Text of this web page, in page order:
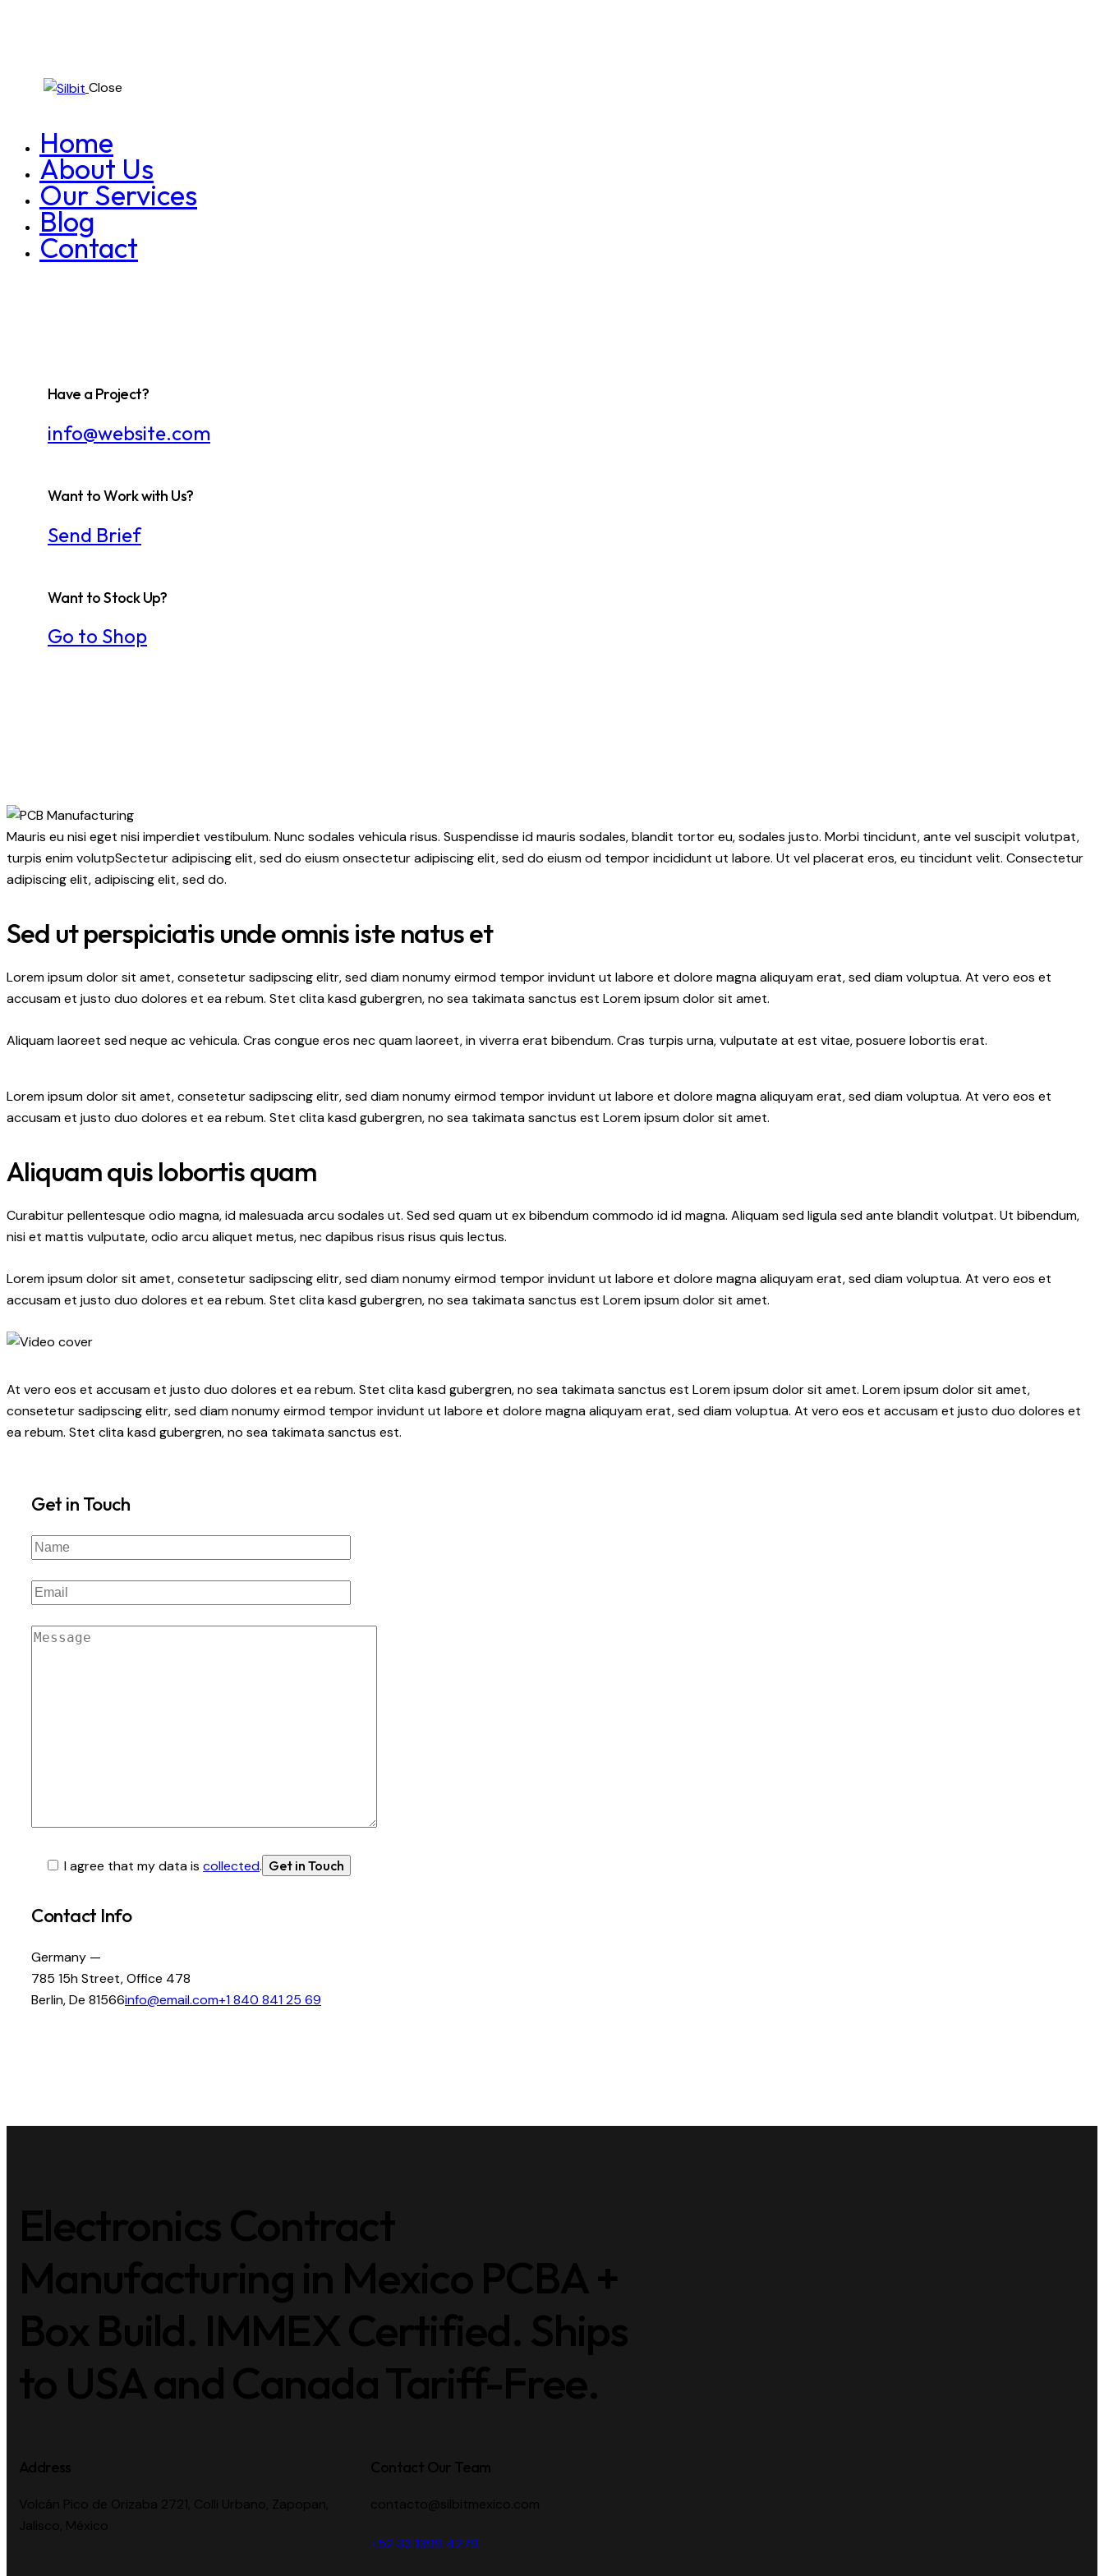
Close
Home
About Us
Our Services
Blog
Contact
Have a Project?
info@website.com
Want to Work with Us?
Send Brief
Want to Stock Up?
Go to Shop
Mauris eu nisi eget nisi imperdiet vestibulum. Nunc sodales vehicula risus. Suspendisse id mauris sodales, blandit tortor eu, sodales justo. Morbi tincidunt, ante vel suscipit volutpat,
turpis enim volutpSectetur adipiscing elit, sed do eiusm onsectetur adipiscing elit, sed do eiusm od tempor incididunt ut labore. Ut vel placerat eros, eu tincidunt velit. Consectetur
adipiscing elit, adipiscing elit, sed do.
Sed ut perspiciatis unde omnis iste natus et
Lorem ipsum dolor sit amet, consetetur sadipscing elitr, sed diam nonumy eirmod tempor invidunt ut labore et dolore magna aliquyam erat, sed diam voluptua. At vero eos et
accusam et justo duo dolores et ea rebum. Stet clita kasd gubergren, no sea takimata sanctus est Lorem ipsum dolor sit amet.
Aliquam laoreet sed neque ac vehicula. Cras congue eros nec quam laoreet, in viverra erat bibendum. Cras turpis urna, vulputate at est vitae, posuere lobortis erat.
Lorem ipsum dolor sit amet, consetetur sadipscing elitr, sed diam nonumy eirmod tempor invidunt ut labore et dolore magna aliquyam erat, sed diam voluptua. At vero eos et
accusam et justo duo dolores et ea rebum. Stet clita kasd gubergren, no sea takimata sanctus est Lorem ipsum dolor sit amet.
Aliquam quis lobortis quam
Curabitur pellentesque odio magna, id malesuada arcu sodales ut. Sed sed quam ut ex bibendum commodo id id magna. Aliquam sed ligula sed ante blandit volutpat. Ut bibendum,
nisi et mattis vulputate, odio arcu aliquet metus, nec dapibus risus risus quis lectus.
Lorem ipsum dolor sit amet, consetetur sadipscing elitr, sed diam nonumy eirmod tempor invidunt ut labore et dolore magna aliquyam erat, sed diam voluptua. At vero eos et
accusam et justo duo dolores et ea rebum. Stet clita kasd gubergren, no sea takimata sanctus est Lorem ipsum dolor sit amet.
At vero eos et accusam et justo duo dolores et ea rebum. Stet clita kasd gubergren, no sea takimata sanctus est Lorem ipsum dolor sit amet. Lorem ipsum dolor sit amet,
consetetur sadipscing elitr, sed diam nonumy eirmod tempor invidunt ut labore et dolore magna aliquyam erat, sed diam voluptua. At vero eos et accusam et justo duo dolores et
ea rebum. Stet clita kasd gubergren, no sea takimata sanctus est.
Get in Touch
I agree that my data is collected.
Contact Info
Germany —
785 15h Street, Office 478
Berlin, De 81566info@email.com+1 840 841 25 69
Electronics Contract
Manufacturing in Mexico PCBA +
Box Build. IMMEX Certified. Ships
to USA and Canada Tariff-Free.
Address
Volcán Pico de Orizaba 2721, Colli Urbano, Zapopan,
Jalisco, México
Contact Our Team
contacto@silbitmexico.com
+52 33 1399 4279